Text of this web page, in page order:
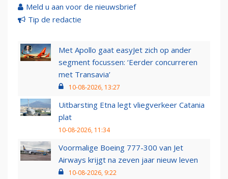
Meld u aan voor de nieuwsbrief
Tip de redactie
Met Apollo gaat easyJet zich op ander
segment focussen: ‘Eerder concurreren
met Transavia’
10-08-2026, 13:27
Uitbarsting Etna legt vliegverkeer Catania
plat
10-08-2026, 11:34
Voormalige Boeing 777-300 van Jet
Airways krijgt na zeven jaar nieuw leven
10-08-2026, 9:22